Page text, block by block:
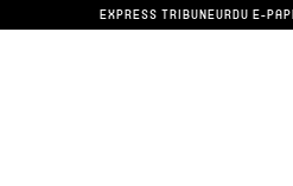
EXPRESS TRIBUNEURDU E-